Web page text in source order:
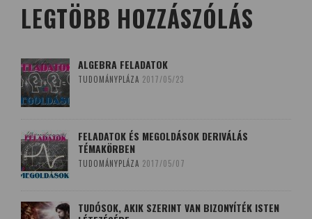
LEGTÖBB HOZZÁSZÓLÁS
ALGEBRA FELADATOK
TUDOMÁNYPLÁZA 2017/05/23
FELADATOK ÉS MEGOLDÁSOK DERIVÁLÁS
TÉMAKÖRBEN
TUDOMÁNYPLÁZA 2017/05/07
TUDÓSOK, AKIK SZERINT VAN BIZONYÍTÉK ISTEN